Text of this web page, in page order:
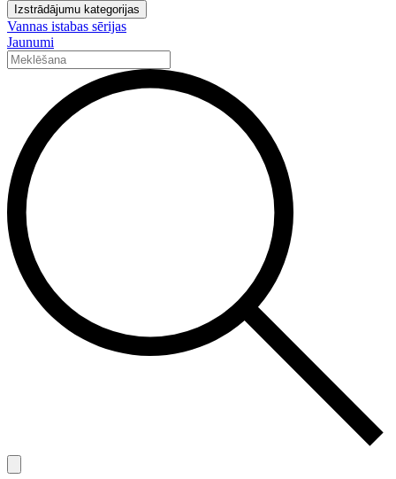
Izstrādājumu kategorijas
Vannas istabas sērijas
Jaunumi